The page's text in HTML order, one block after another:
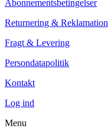
Abonnementsbetingelser
Returnering & Reklamation
Fragt & Levering
Persondatapolitik
Kontakt
Log ind
Menu